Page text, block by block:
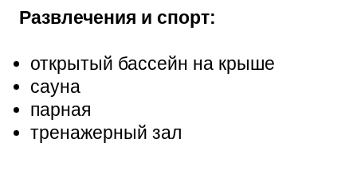
Развлечения и спорт:
открытый бассейн на крыше
сауна
парная
тренажерный зал